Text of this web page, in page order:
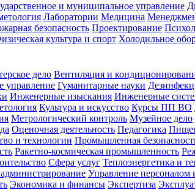
и муниципальное управление
Лаборатории Медицина
безопасность Проектирование
культура и спорт Холодильное
дело Вентиляция и
управление Гуманитарные науки
Инженерные изыскания Инженерные
Культура и искусство Курсы ПП ВО
Метрологический контроль Музейное дело
Оценочная деятельность Педагогика
и технологии Промышленная
Ракетно-космическая промышленность
Сфера услуг Теплоэнергетика и
Управление персоналом
Экономика и финансы Экспертиза